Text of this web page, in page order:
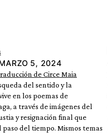
5, 2024
de Circe Maia
del sentido y la
en los poemas de
a través de imágenes del
y resignación final que
del tiempo. Mismos temas